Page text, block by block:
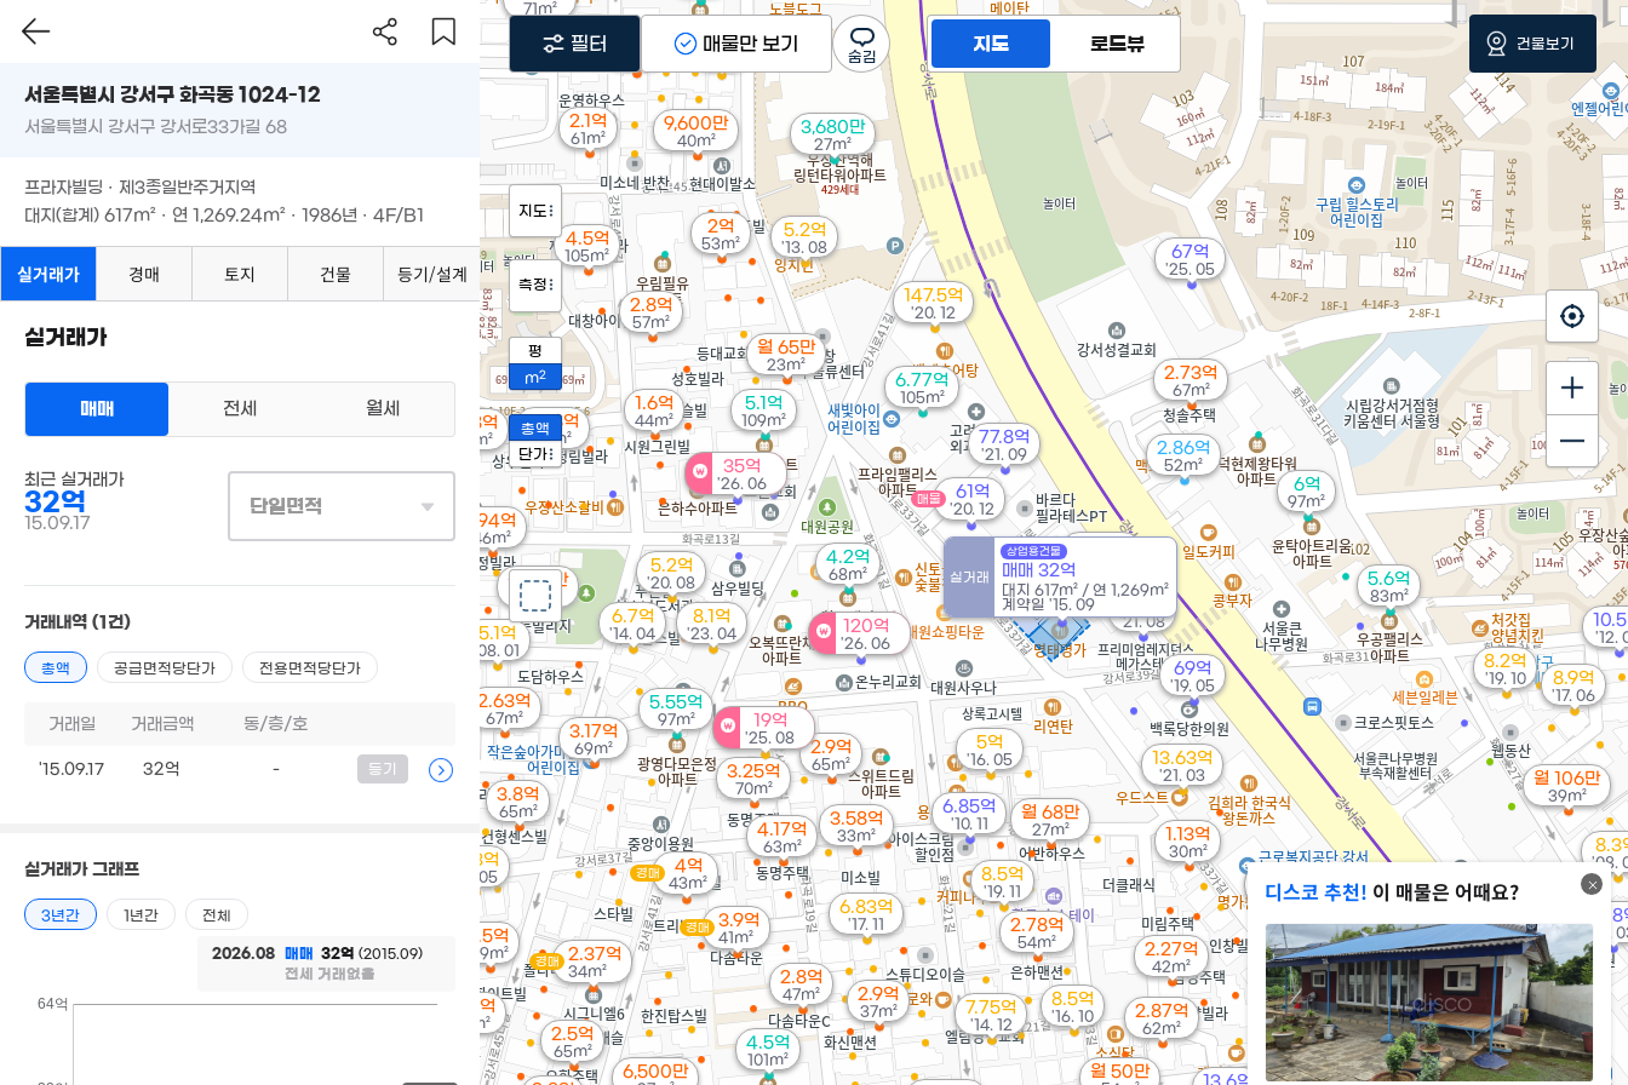
2.37억
34m²
경매
월 65만
23m²
3.9억
41m²
경매
4억
43m²
경매
4.17억
63m²
1.13억
30m²
월 52만
34m²
5.6억
83m²
1.6억
44m²
2.8억
57m²
61억
'20. 12
매물
120억
'26. 06
35억
'26. 06
월 106만
39m²
월 68만
27m²
2억
53m²
5.55억
97m²
3.8억
65m² 3.58억
33m²
5.1억
109m²
2.9억
37m²
2.68억
59m²
3.25억
70m²
2.9억
65m²
월 78만
32m²
4.2억
68m²
월 40만
22m²
2.86억
52m²
2.73억
67m²
3.17억
69m²
2.5억
65m²
19억
'25. 08
2.27억
42m²
67억
'25. 05
2.1억
61m²
6.77억
105m²
40m²
4.5억
101m²
2.78억
54m²
2.87억
62m²
39m²
1.94억
46m²
2.8억
47m²
4.5억
105m²
8.1억
'23. 04
6,500만
77.8억
'21. 09
'21. 08
6억
97m²
71m²
13.63억
'21. 03
2.63억
67m²
147.5억
'20. 12
5.2억
'20. 08
2.4억
67m²
월 50만
1.5억
49m²
3,680만
27m²
8.5억
'19. 11
8.2억
'19. 10
69억
'19. 05
1.58억
62m²
6.83억
'17. 11
8.9억
'17. 06
6.8억
8.5억
'16. 10
13.6억
5억
'16. 05
7.93억
'16. 05
실거래
상업용건물
매매 32억
대지 617m² / 연 1,269m²
계약일 '15. 09
7.75억
'14. 12
6.7억
'14. 04
5.2억
'13. 08
22.8
'13.
'12.
6.85억
'10. 11
1.27억
42m²
8.3
'08.
5.1억
'08. 01
9,600만
40m²
디스코 추천! 이 매물은 어때요?
지도 로드뷰
지도
측정
평
m2
총액
단가
필터 매물만 보기 건물보기
서울특별시 강서구 화곡동 1024-12
서울특별시 강서구 강서로33가길 68
프라자빌딩 · 제3종일반주거지역
대지(합계) 617m² · 연 1,269.24m² · 1986년 · 4F/B1
실거래가 경매 토지 건물 등기/설계
실거래가
매매 전세 월세
최근 실거래가
32억
15.09.17
단일면적
거래내역 (1건)
총액 공급면적당단가 전용면적당단가
거래일 거래금액 동/층/호
'15.09.17 32억 - 등기
실거래가 그래프
3년간 1년간 전체
2026.08 매매 32억 (2015.09)
전세 거래없음
64억